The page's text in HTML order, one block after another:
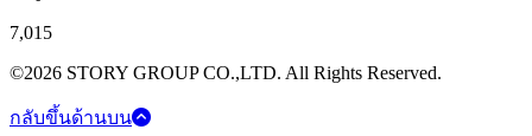
7,015
©2026 STORY GROUP CO.,LTD. All Rights Reserved.
กลับขึ้นด้านบน